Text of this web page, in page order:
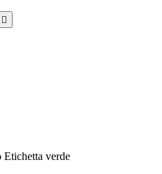

Etichetta verde